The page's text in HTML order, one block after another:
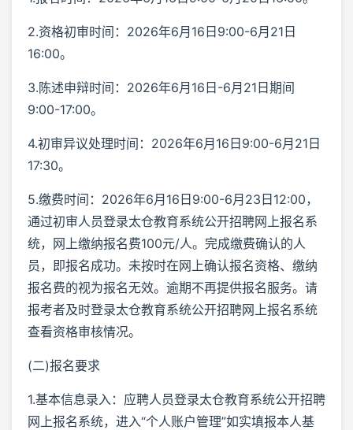
2.资格初审时间：2026年6月16日9:00-6月21日
16:00。
3.陈述申辩时间：2026年6月16日-6月21日期间
9:00-17:00。
4.初审异议处理时间：2026年6月16日9:00-6月21日
17:30。
5.缴费时间：2026年6月16日9:00-6月23日12:00，
通过初审人员登录太仓教育系统公开招聘网上报名系
统，网上缴纳报名费100元/人。完成缴费确认的人
员，即报名成功。未按时在网上确认报名资格、缴纳
报名费的视为报名无效。逾期不再提供报名服务。请
报考者及时登录太仓教育系统公开招聘网上报名系统
查看资格审核情况。
(二)报名要求
1.基本信息录入：应聘人员登录太仓教育系统公开招聘
网上报名系统，进入“个人账户管理”如实填报本人基